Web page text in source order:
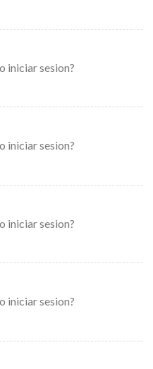
iniciar sesion?
iniciar sesion?
iniciar sesion?
iniciar sesion?